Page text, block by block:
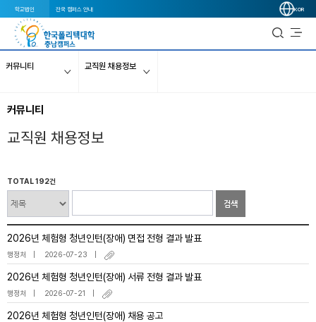
학교법인 전국 캠퍼스 안내 KOR
커뮤니티 교직원 채용정보
커뮤니티
교직원 채용정보
TOTAL 192건
검색
2026년 체험형 청년인턴(장애) 면접 전형 결과 발표
행정처 2026-07-23
2026년 체험형 청년인턴(장애) 서류 전형 결과 발표
행정처 2026-07-21
2026년 체험형 청년인턴(장애) 채용 공고